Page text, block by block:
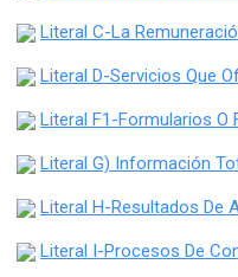
Literal C-La
Literal D-Servicios Que
Literal F1-Formularios O
Literal G) Información
Literal H-Resultados De
Literal I-Procesos De